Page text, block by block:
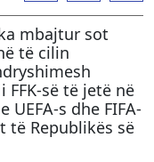
mbajtur sot
të cilin
së të jetë në
s dhe FIFA-
të Republikës së